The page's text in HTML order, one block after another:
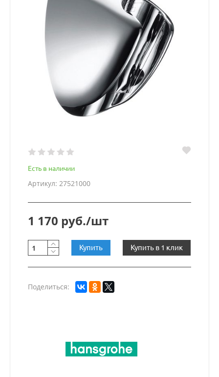
Есть в наличии
Артикул: 27521000
1 170 руб./шт
Купить Купить в 1 клик
Поделиться: